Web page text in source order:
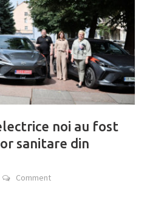
noi au fost
sanitare din
Comment